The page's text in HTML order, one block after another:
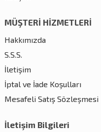
MÜŞTERİ HİZMETLERİ
Hakkımızda
S.S.S.
İletişim
İptal ve İade Koşulları
Mesafeli Satış Sözleşmesi
İletişim Bilgileri